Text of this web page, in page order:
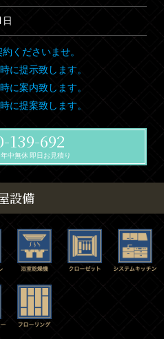
くださいませ。
に提示致します。
に案内致します。
に提案致します。
139-692
中無休 即日お見積り
設備